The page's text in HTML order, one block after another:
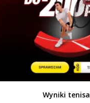
Wyniki tenisa